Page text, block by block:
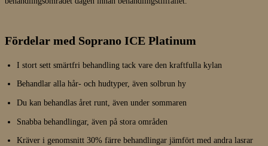
Fördelar med Soprano ICE Platinum
I stort sett smärtfri behandling tack vare den kraftfulla kylan
Behandlar alla hår- och hudtyper, även solbrun hy
Du kan behandlas året runt, även under sommaren
Snabba behandlingar, även på stora områden
Kräver i genomsnitt 30% färre behandlingar jämfört med andra lasrar